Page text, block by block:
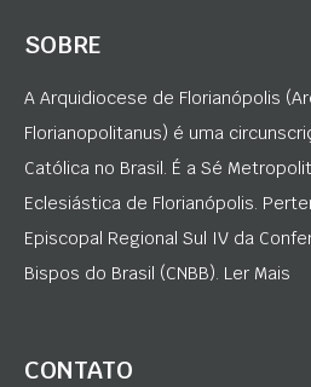
SOBRE
A Arquidiocese de Florianópolis
Florianopolitanus) é uma
Católica no Brasil. É a Sé
Eclesiástica de Florianópolis.
Episcopal Regional Sul IV da
Bispos do Brasil (CNBB). Ler Mais
CONTATO